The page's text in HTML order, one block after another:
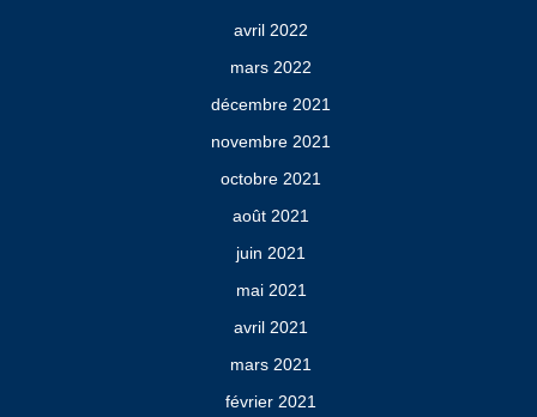
avril 2022
mars 2022
décembre 2021
novembre 2021
octobre 2021
août 2021
juin 2021
mai 2021
avril 2021
mars 2021
février 2021